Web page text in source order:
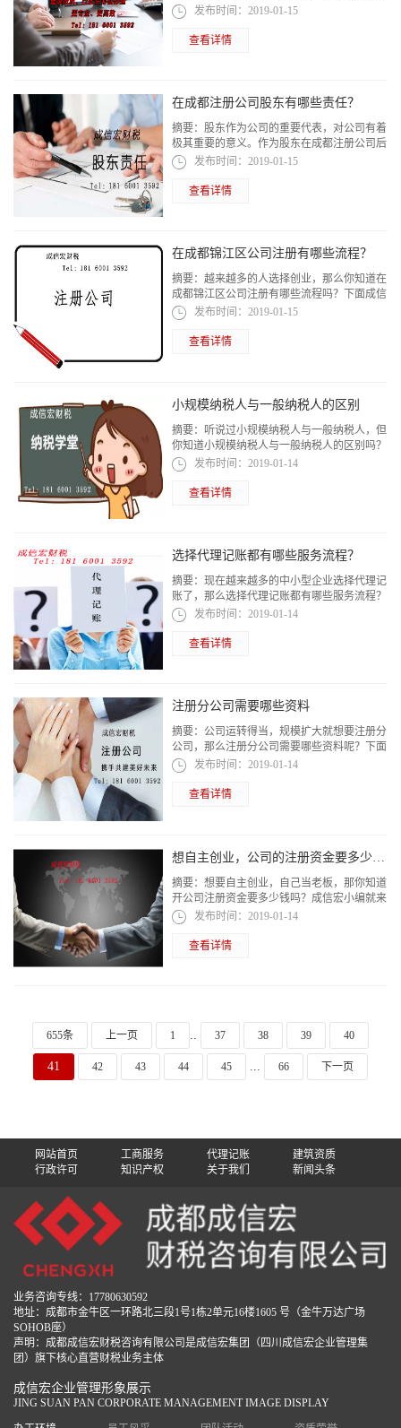
编就跟大家好好聊一聊！
发布时间：2019-01-15
查看详情
在成都注册公司股东有哪些责任？
摘要：股东作为公司的重要代表，对公司有着
极其重要的意义。作为股东在成都注册公司后
有哪些责任？下面成信宏小编给大家介绍一
发布时间：2019-01-15
查看详情
在成都锦江区公司注册有哪些流程？
摘要：越来越多的人选择创业，那么你知道在
成都锦江区公司注册有哪些流程吗？下面成信
宏小编就来跟大家好好讲一讲！
发布时间：2019-01-15
查看详情
小规模纳税人与一般纳税人的区别
摘要： 听说过小规模纳税人与一般纳税人，但
你知道小规模纳税人与一般纳税人的区别吗？
小编成信宏小编就为大家梳理一下！
发布时间： 2019-01-14
查看详情
选择代理记账都有哪些服务流程？
摘要：现在越来越多的中小型企业选择代理记
账了，那么选择代理记账都有哪些服务流程？
下面成信宏小编就来跟大家聊一聊！
发布时间：2019-01-14
查看详情
注册分公司需要哪些资料
摘要： 公司运转得当，规模扩大就想要注册分
公司，那么注册分公司需要哪些资料呢？下面
成信宏小编就来跟大家聊一聊！
发布时间：2019-01-14
查看详情
摘要：想要自主创业，自己当老板，那你知道
开公司注册资金要多少钱吗？成信宏小编就来
给大家好好说道说道！
发布时间： 2019-01-14
查看详情
655条 上一页 1 .. 37 38 39 40
41 42 43 44 45 ... 66 下一页
网站首页 工商服务 代理记账
建筑资质
行政许可
知识产权 关于我们 新闻头条
业务咨询专线：17780630592
地址：成都市金牛区一环路北三段1号1栋2单元16楼1605 号（金牛万达广场
SOHOB座）
声明：成都成信宏财税咨询有限公司是成信宏集团（四川成信宏企业管理集
团）旗下核心直营财税业务主体
成信宏企业管理形象展示
JING SUAN PAN CORPORATE MANAGEMENT IMAGE DISPLAY